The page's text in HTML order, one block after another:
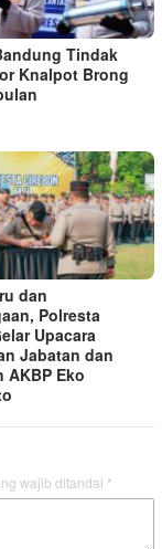
Tindak
Knalpot Brong
dan
Polresta
Upacara
Jabatan dan
AKBP Eko
wajib ditandai *